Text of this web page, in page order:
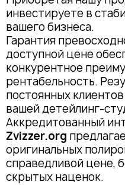
инвестируете в
вашего бизнеса.
Гарантия
доступной цене
конкурентное
рентабельность.
постоянных
вашей детейлинг-
Аккредитованный
Zvizzer.org
оригинальных
справедливой цене,
скрытых наценок.